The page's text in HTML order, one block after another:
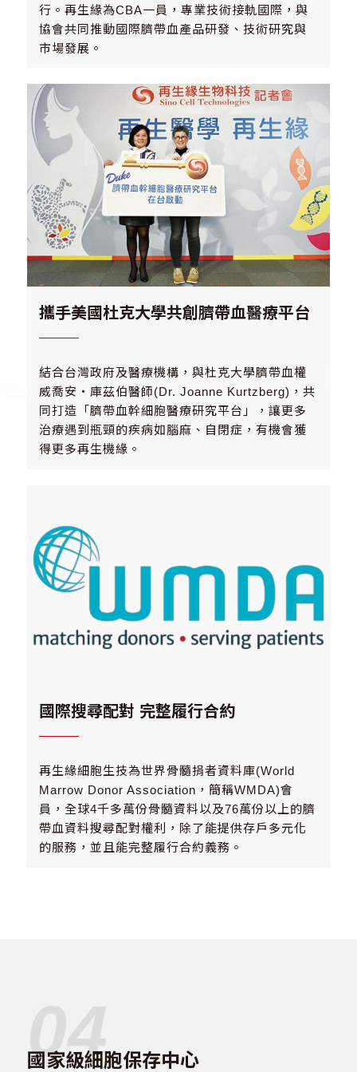
行。再生緣為CBA一員，專業技術接軌國際，與
協會共同推動國際臍帶血產品研發、技術研究與
市場發展。
攜手美國杜克大學共創臍帶血醫療平台
結合台灣政府及醫療機構，與杜克大學臍帶血權
威喬安‧庫茲伯醫師(Dr. Joanne Kurtzberg)，共
同打造「臍帶血幹細胞醫療研究平台」，讓更多
治療遇到瓶頸的疾病如腦麻、自閉症，有機會獲
得更多再生機緣。
國際搜尋配對 完整履行合約
再生緣細胞生技為世界骨髓捐者資料庫(World
Marrow Donor Association，簡稱WMDA)會
員，全球4千多萬份骨髓資料以及76萬份以上的臍
帶血資料搜尋配對權利，除了能提供存戶多元化
的服務，並且能完整履行合約義務。
04
國家級細胞保存中心